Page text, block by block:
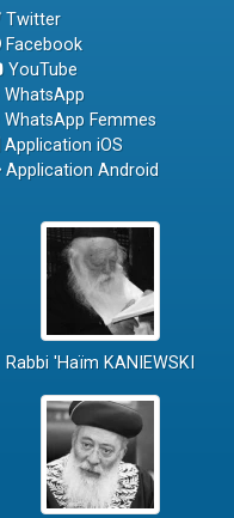
Twitter
Facebook
YouTube
WhatsApp
WhatsApp Femmes
Application iOS
Application Android
Rabbi 'Haïm KANIEWSKI